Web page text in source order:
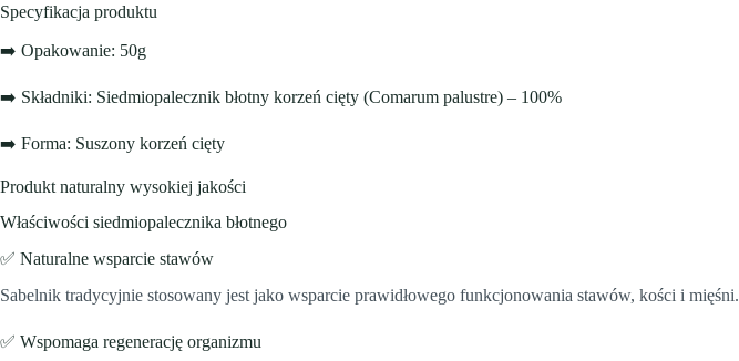
Specyfikacja produktu
➡️ Opakowanie: 50g
➡️ Składniki: Siedmiopalecznik błotny korzeń cięty (Comarum palustre) – 100%
➡️ Forma: Suszony korzeń cięty
Produkt naturalny wysokiej jakości
Właściwości siedmiopalecznika błotnego
✅ Naturalne wsparcie stawów
Sabelnik tradycyjnie stosowany jest jako wsparcie prawidłowego funkcjonowania stawów, kości i mięśni.
✅ Wspomaga regenerację organizmu